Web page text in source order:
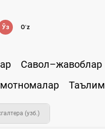
Ўз Oʻz
Савол–жавоблар
Таълим
(узб.)